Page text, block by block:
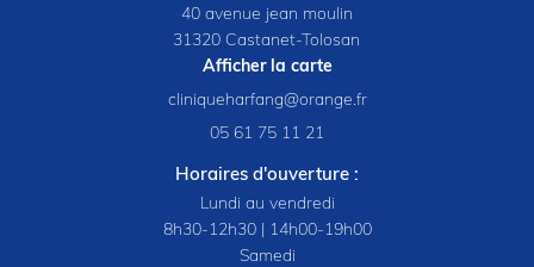
40 avenue jean moulin
31320 Castanet-Tolosan
Afficher la carte
05 61 75 11 21
Horaires d'ouverture :
Lundi au vendredi
8h30-12h30 | 14h00-19h00
Samedi